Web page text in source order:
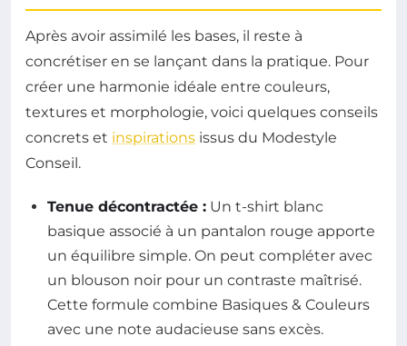
Après avoir assimilé les bases, il reste à
concrétiser en se lançant dans la pratique. Pour
créer une harmonie idéale entre couleurs,
textures et morphologie, voici quelques conseils
concrets et inspirations issus du Modestyle
Conseil.
Tenue décontractée : Un t-shirt blanc
basique associé à un pantalon rouge apporte
un équilibre simple. On peut compléter avec
un blouson noir pour un contraste maîtrisé.
Cette formule combine Basiques & Couleurs
avec une note audacieuse sans excès.